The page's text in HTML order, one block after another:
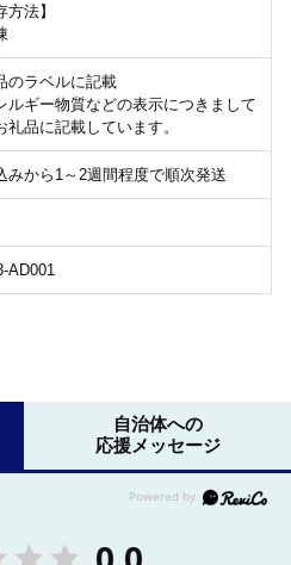
方法】
のラベルに記載
ルギー物質などの表示につきまして
礼品に記載しています。
みから1～2週間程度で順次発送
AD001
自治体への
応援メッセージ